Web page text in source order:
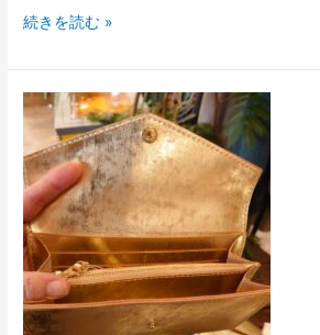
続きを読む »
オ
リ
ジ
ナ
ル
ウ
ォ
レ
ッ
ト